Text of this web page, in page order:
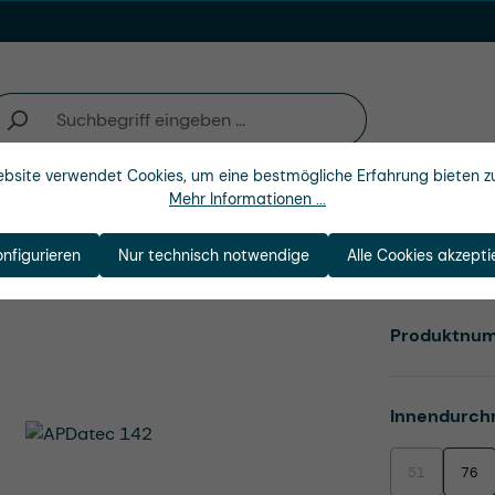
Unternehmen
51(Diese Option
76
verwendet Cookies, um eine bestmögliche Erfahrung bieten
Mehr Informationen ...
Nur technisch notwendige Alle Cookies